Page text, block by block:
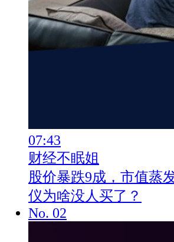
07:43
财经不眠姐
股价暴跌9成，市值蒸
仪为啥没人买了？
No. 02